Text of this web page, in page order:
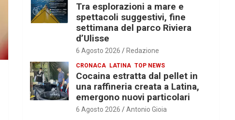
Tra esplorazioni a mare e
spettacoli suggestivi, fine
settimana del parco Riviera
d’Ulisse
6 Agosto 2026 Redazione
CRONACA LATINA TOP NEWS
Cocaina estratta dal pellet in
una raffineria creata a Latina,
emergono nuovi particolari
6 Agosto 2026 Antonio Gioia